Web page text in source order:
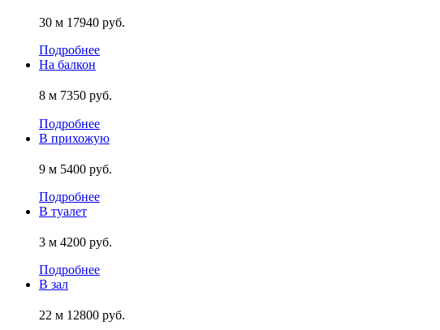
30 м 17940 руб.
Подробнее
На балкон
8 м 7350 руб.
Подробнее
В прихожую
9 м 5400 руб.
Подробнее
В туалет
3 м 4200 руб.
Подробнее
В зал
22 м 12800 руб.